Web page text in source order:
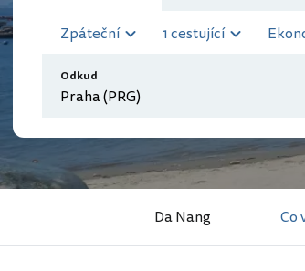
Zpáteční 1 cestující
Odkud
Da Nang Co